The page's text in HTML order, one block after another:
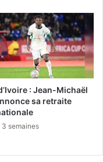
: Jean-Michaël
sa retraite
3 semaines